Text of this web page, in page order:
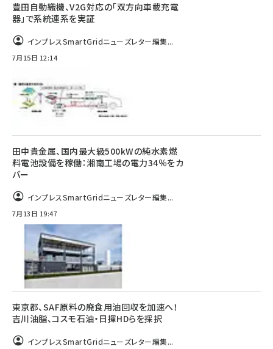
豊田自動織機、V2G対応の「双方向車載充電
器」で系統連系を実証
インプレスSmartGridニューズレター編集...
7月15日 12:14
田中貴金属、国内最大級500kWの純水素燃
料電池設備を稼働：湘南工場の電力34％をカ
バー
インプレスSmartGridニューズレター編集...
7月13日 19:47
東京都、SAF原料の廃食用油回収を加速へ！
吉川油脂、コスモ石油・日揮HDらを採択
インプレスSmartGridニューズレター編集...